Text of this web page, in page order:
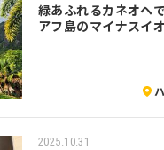
緑あふれるカネオヘ
アフ島のマイナスイ
2025.10.31